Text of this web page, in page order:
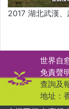
2017 湖北武漢
世界自
免責聲
查詢及
地址：